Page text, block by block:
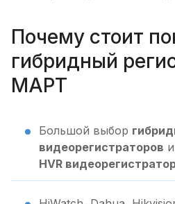
Почему стоит
гибридный
МАРТ
Большой выбор
видеорегистраторов
HVR